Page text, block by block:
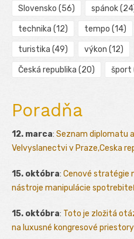
Slovensko (56) spánok
technika (12) tempo (14)
turistika (49) výkon (12)
Česká republika (20) šport
Poradňa
12. marca: Seznam diplomatu
Velvyslanectvi v Praze,Ceska
15. októbra: Cenové stratégie
nástroje manipulácie
15. októbra: Toto je zložitá
na luxusné kongresové